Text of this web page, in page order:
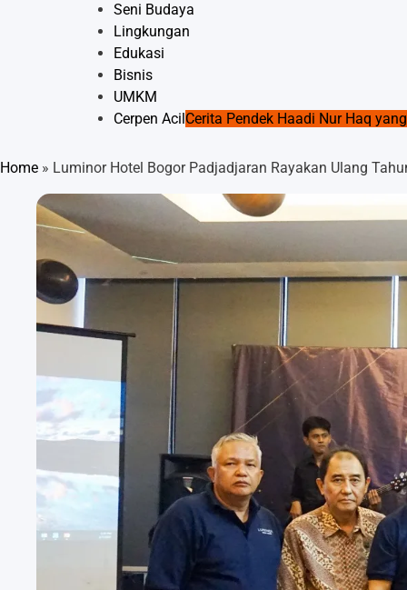
Seni Budaya
Lingkungan
Edukasi
Bisnis
UMKM
Cerpen AcilCerita Pendek Haadi Nur Haq
Home » Luminor Hotel Bogor Padjadjaran Rayakan Ulang